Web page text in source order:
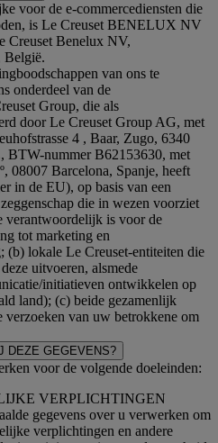
voor de e-commercediensten die
is Le Creuset BENELUX NV
Creuset Benelux NV,
België.
van ons te
onderdeel van de
Group, die als
door Le Creuset Group AG, met
4 , Baar, Zugo, 6340
BTW-nummer B62153630, met
08007 Barcelona, Spanje, heeft
in de EU), op basis van een
die in wezen voorziet
verantwoordelijk is voor de
tot marketing en
(b) lokale Le Creuset-entiteiten die
uitvoeren, alsmede
initiatieven ontwikkelen op
land); (c) beide gezamenlijk
verzoeken van uw betrokkene om
DEZE GEGEVENS?
voor de volgende doeleinden:
VERPLICHTINGEN
gegevens over u verwerken om
verplichtingen en andere